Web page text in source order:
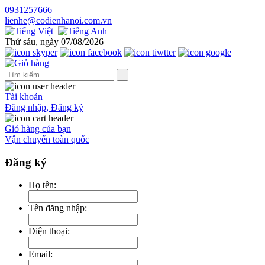
0931257666
lienhe@codienhanoi.com.vn
Thứ sáu, ngày 07/08/2026
Tài khoản
Đăng nhập, Đăng ký
Giỏ hàng của bạn
Vận chuyển toàn quốc
Đăng ký
Họ tên:
Tên đăng nhập:
Điện thoại:
Email: